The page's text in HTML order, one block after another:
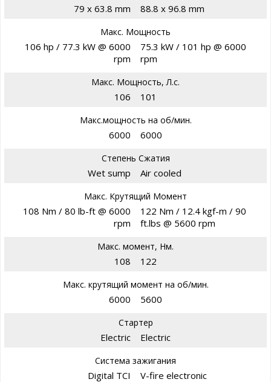
79 x 63.8 mm 88.8 x 96.8 mm
Макс. Мощность
106 hp / 77.3 kW @ 6000
rpm
75.3 kW / 101 hp @ 6000
rpm
Макс. Мощность, Л.с.
106 101
Макс.мощность на об/мин.
6000 6000
Степень Сжатия
Wet sump Air cooled
Макс. Крутящий Момент
108 Nm / 80 lb-ft @ 6000
rpm
122 Nm / 12.4 kgf-m / 90
ft.lbs @ 5600 rpm
Макс. момент, Нм.
108 122
Макс. крутящий момент на об/мин.
6000 5600
Стартер
Electric Electric
Система зажигания
Digital TCI V-fire electronic